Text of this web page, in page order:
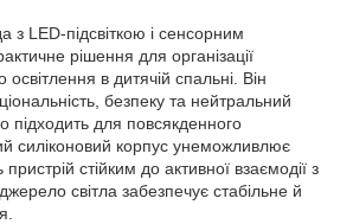
з LED-підсвіткою і сенсорним
рішення для організації
в дитячій спальні. Він
безпеку та нейтральний
підходить для повсякденного
силіконовий корпус унеможливлює
стійким до активної взаємодії з
світла забезпечує стабільне й